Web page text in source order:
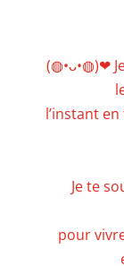
(◍•ᴗ•◍)❤
l’instant
Je te
pour